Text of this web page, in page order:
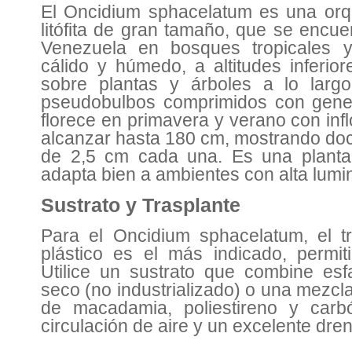
El Oncidium sphacelatum es una
litófita de gran tamaño, que se
Venezuela en bosques tropicales
cálido y húmedo, a altitudes
sobre plantas y árboles a lo
pseudobulbos comprimidos con
florece en primavera y verano con
alcanzar hasta 180 cm, mostrando
de 2,5 cm cada una. Es una
adapta bien a ambientes con alta
Sustrato y Trasplante
Para el Oncidium sphacelatum, el
plástico es el más indicado,
Utilice un sustrato que combine
seco (no industrializado) o una
de macadamia, poliestireno y
circulación de aire y un excelente